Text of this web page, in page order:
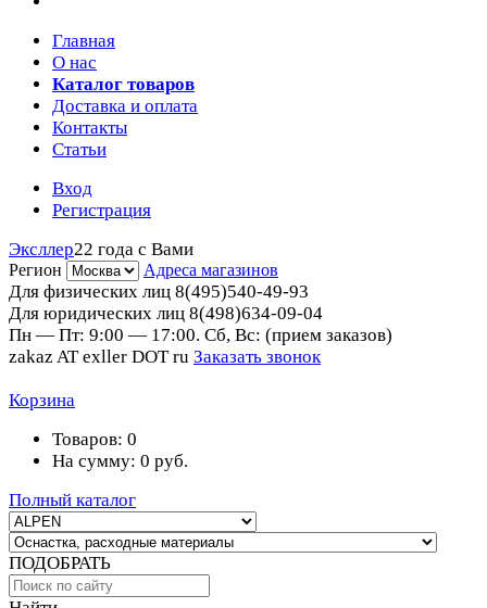
Главная
О нас
Каталог товаров
Доставка и оплата
Контакты
Статьи
Вход
Регистрация
Эксллер22 года с Вами
Регион Адреса магазинов
Для физических лиц 8(495)540-49-93
Для юридических лиц 8(498)634-09-04
Пн — Пт: 9:00 — 17:00. Сб, Вс: (прием заказов)
zakaz AT exller DOT ru Заказать звонок
Корзина
Товаров: 0
На сумму: 0 руб.
Полный каталог
ПОДОБРАТЬ